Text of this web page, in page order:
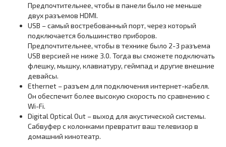
Предпочтительнее, чтобы в панели было не меньше
двух разъемов HDMI.
USB – самый востребованный порт, через который
подключается большинство приборов.
Предпочтительнее, чтобы в технике было 2-3 разъема
USB версией не ниже 3.0. Тогда вы сможете подключать
флешку, мышку, клавиатуру, геймпад и другие внешние
девайсы.
Ethernet – разъем для подключения интернет-кабеля.
Он обеспечит более высокую скорость по сравнению с
Wi-Fi.
Digital Optical Out – выход для акустической системы.
Сабвуфер с колонками превратит ваш телевизор в
домашний кинотеатр.